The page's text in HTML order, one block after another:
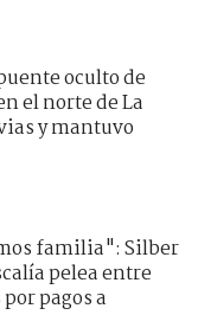
oculto de
el norte de La
y mantuvo
familia": Silber
pelea entre
pagos a